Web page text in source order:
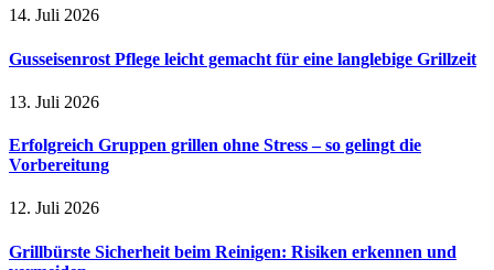
14. Juli 2026
Gusseisenrost Pflege leicht gemacht für eine langlebige Grillzeit
13. Juli 2026
Erfolgreich Gruppen grillen ohne Stress – so gelingt die
Vorbereitung
12. Juli 2026
Grillbürste Sicherheit beim Reinigen: Risiken erkennen und